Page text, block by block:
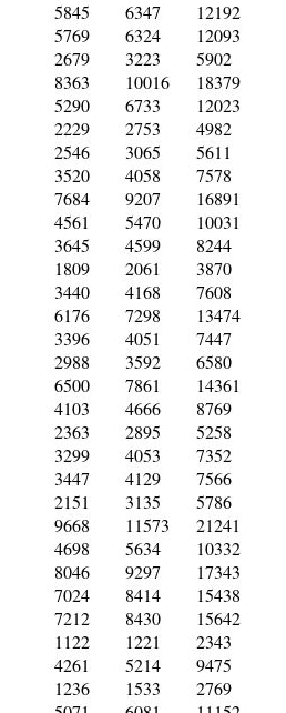
5845 6347
12192
5769 6324
12093
2679 3223
5902
8363 10016
18379
5290 6733
12023
2229 2753
4982
2546 3065
5611
3520 4058
7578
7684 9207
16891
4561 5470
10031
3645 4599
8244
1809 2061
3870
3440 4168
7608
6176 7298
13474
3396 4051
7447
2988 3592
6580
6500 7861
14361
4103 4666
8769
2363 2895
5258
3299 4053
7352
3447 4129
7566
2151 3135
5786
9668 11573
21241
4698 5634
10332
8046 9297
17343
7024 8414
15438
7212 8430
15642
1122 1221
2343
4261 5214
9475
1236 1533
2769